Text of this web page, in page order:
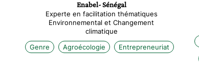
Enabel- Sénégal
Experte en facilitation thématiques
Environnemental et Changement
climatique
Genre
Agroécologie Entrepreneuriat